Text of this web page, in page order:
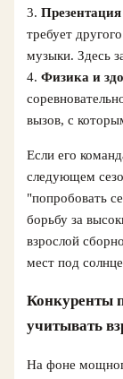
3.Презентация
требует
музыки. Здесь
4.Физика и
вызов, с
Если его
следующем
"попробовать
борьбу за
взрослой
мест под
Конкуренты
учитывать
На фоне